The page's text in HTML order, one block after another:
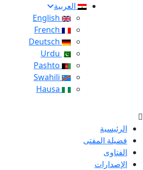
العربية
الرئيسية
فضيلة المفتى
الفتاوى
الإصدارات